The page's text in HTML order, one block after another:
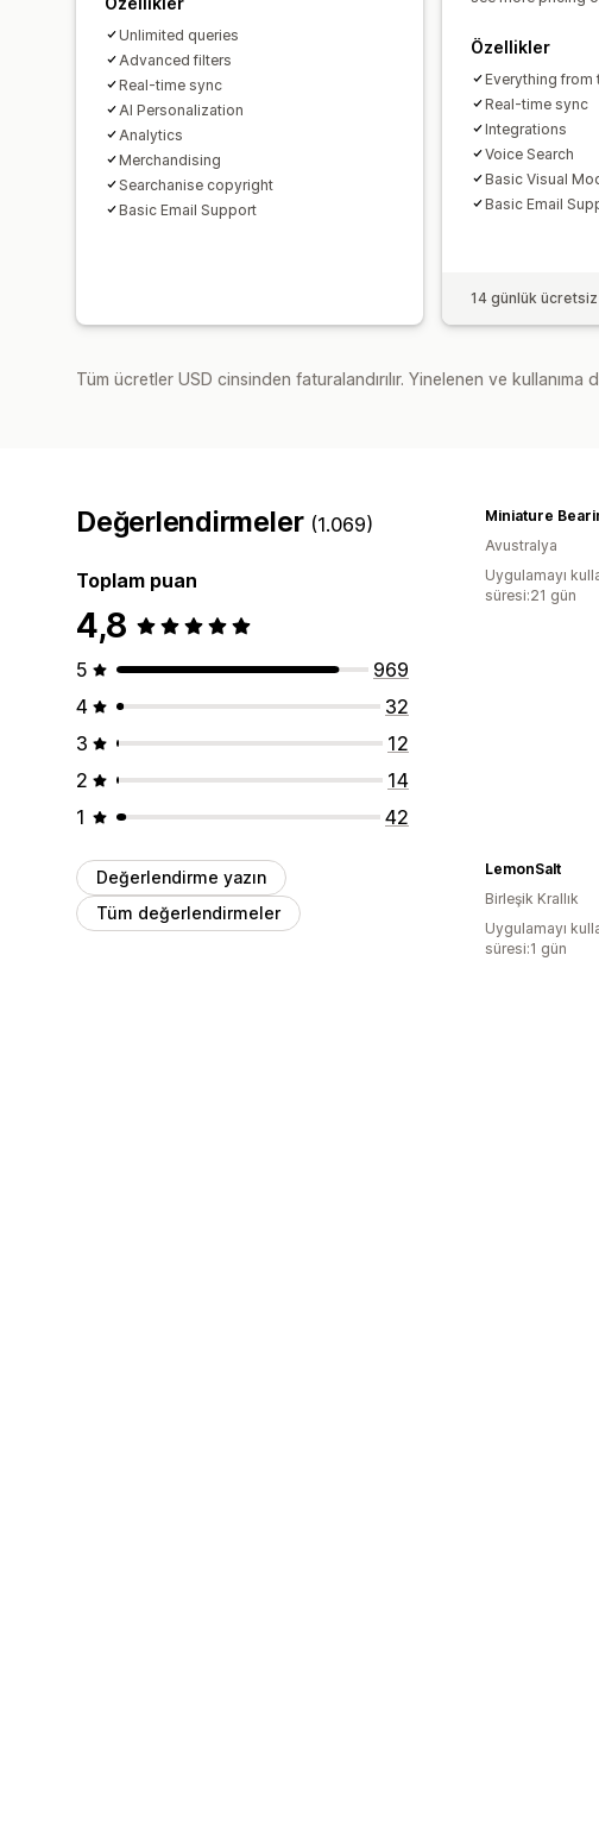
Unlimited queries
Advanced filters
Real-time sync
AI Personalization
Analytics
Merchandising
Searchanise copyright
Basic Email Support
Özellikler
Everything from
Real-time sync
Integrations
Voice Search
Basic Visual
Basic Email
14 günlük
Tüm ücretler USD cinsinden faturalandırılır. Yinelenen ve kullanıma
Değerlendirmeler (1.069)
Toplam puan
4,8
5
969
4
32
3
12
2
14
1
42
Değerlendirme yazın
Tüm değerlendirmeler
Avustralya
Uygulamayı
süresi:21 gün
LemonSalt
Birleşik Krallık
Uygulamayı
süresi:1 gün